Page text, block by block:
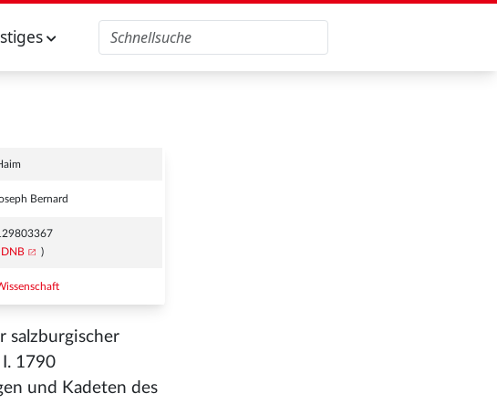
Bernard
DNB )
salzburgischer
1790
und Kadeten des